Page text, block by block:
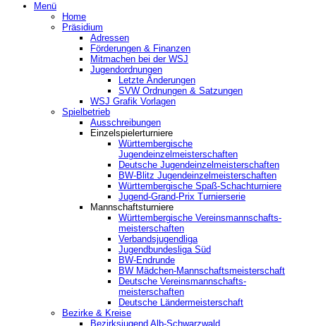
Menü
Home
Präsidium
Adressen
Förderungen & Finanzen
Mitmachen bei der WSJ
Jugendordnungen
Letzte Änderungen
SVW Ordnungen & Satzungen
WSJ Grafik Vorlagen
Spielbetrieb
Ausschreibungen
Einzelspielerturniere
Württembergische
Jugendeinzelmeisterschaften
Deutsche Jugendeinzelmeisterschaften
BW-Blitz Jugendeinzelmeisterschaften
Württembergische Spaß-Schachturniere
Jugend-Grand-Prix Turnierserie
Mannschaftsturniere
Württembergische Vereinsmannschafts-
meisterschaften
Verbandsjugendliga
Jugendbundesliga Süd
BW-Endrunde
BW Mädchen-Mannschaftsmeisterschaft
Deutsche Vereinsmannschafts-
meisterschaften
Deutsche Ländermeisterschaft
Bezirke & Kreise
Bezirksjugend Alb-Schwarzwald